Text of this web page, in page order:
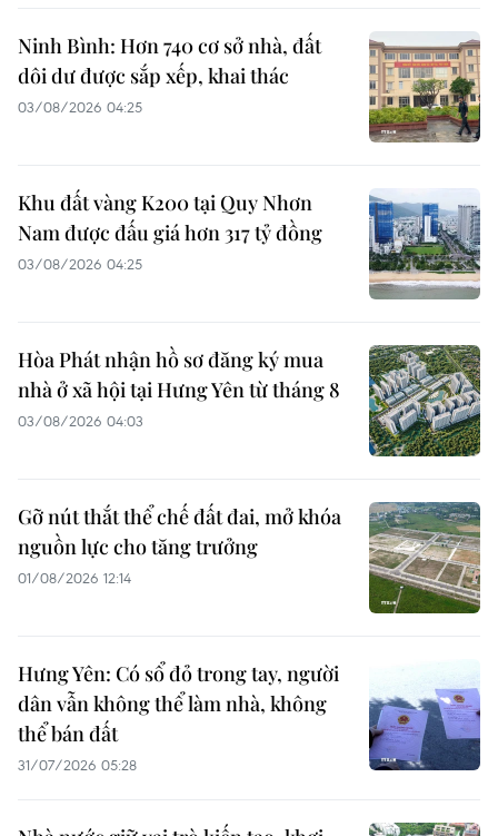
Ninh Bình: Hơn 740 cơ sở nhà, đất
dôi dư được sắp xếp, khai thác
03/08/2026 04:25
Khu đất vàng K200 tại Quy Nhơn
Nam được đấu giá hơn 317 tỷ đồng
03/08/2026 04:25
Hòa Phát nhận hồ sơ đăng ký mua
nhà ở xã hội tại Hưng Yên từ tháng 8
03/08/2026 04:03
Gỡ nút thắt thể chế đất đai, mở khóa
nguồn lực cho tăng trưởng
01/08/2026 12:14
Hưng Yên: Có sổ đỏ trong tay, người
dân vẫn không thể làm nhà, không
thể bán đất
31/07/2026 05:28